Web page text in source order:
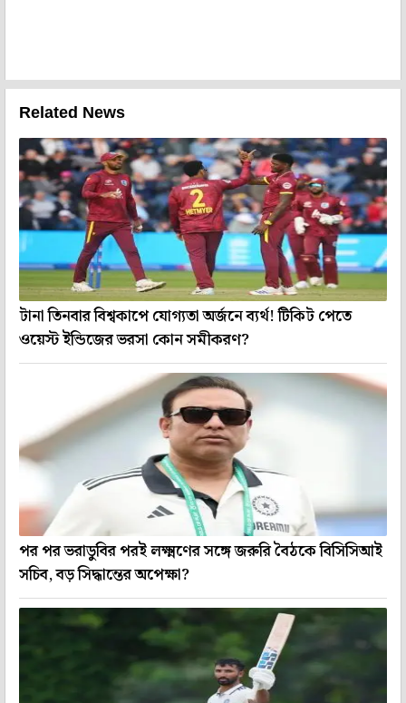
Related News
টানা তিনবার বিশ্বকাপে যোগ্যতা অর্জনে ব্যর্থ! টিকিট পেতে
ওয়েস্ট ইন্ডিজের ভরসা কোন সমীকরণ?
পর পর ভরাডুবির পরই লক্ষ্মণের সঙ্গে জরুরি বৈঠকে বিসিসিআই
সচিব, বড় সিদ্ধান্তের অপেক্ষা?